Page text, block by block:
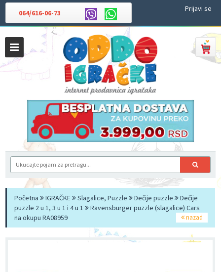
064/616-06-73 Prijavi se
Početna IGRAČKE Slagalice, Puzzle Dečije puzzle
Dečije
puzzle 2 u 1, 3 u 1 i 4 u 1
Ravensburger puzzle (slagalice) Cars
na okupu RA08959
nazad